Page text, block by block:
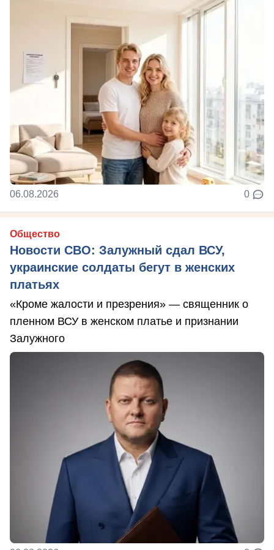
06.08.2026 0
Общество
Новости СВО: Залужный сдал ВСУ,
украинские солдаты бегут в женских
платьях
«Кроме жалости и презрения» — священник о
пленном ВСУ в женском платье и признании
Залужного